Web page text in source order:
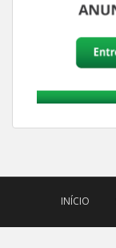
INÍCIO